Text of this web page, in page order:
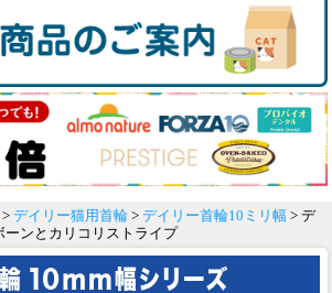
> デイリー猫用首輪 > デイリー首輪10ミリ幅 > デ
ーンとカリコリストライプ